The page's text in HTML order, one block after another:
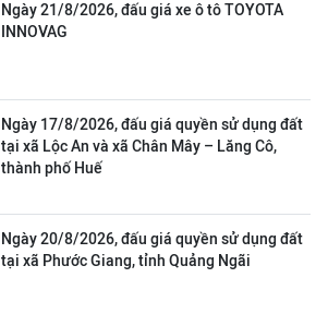
Ngày 21/8/2026, đấu giá xe ô tô TOYOTA
INNOVAG
Ngày 17/8/2026, đấu giá quyền sử dụng đất
tại xã Lộc An và xã Chân Mây – Lăng Cô,
thành phố Huế
Ngày 20/8/2026, đấu giá quyền sử dụng đất
tại xã Phước Giang, tỉnh Quảng Ngãi